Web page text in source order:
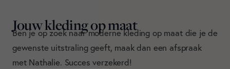
Jouw kleding op maat
Ben je op zoek naar moderne kleding op maat die je de
gewenste uitstraling geeft, maak dan een afspraak
met Nathalie. Succes verzekerd!